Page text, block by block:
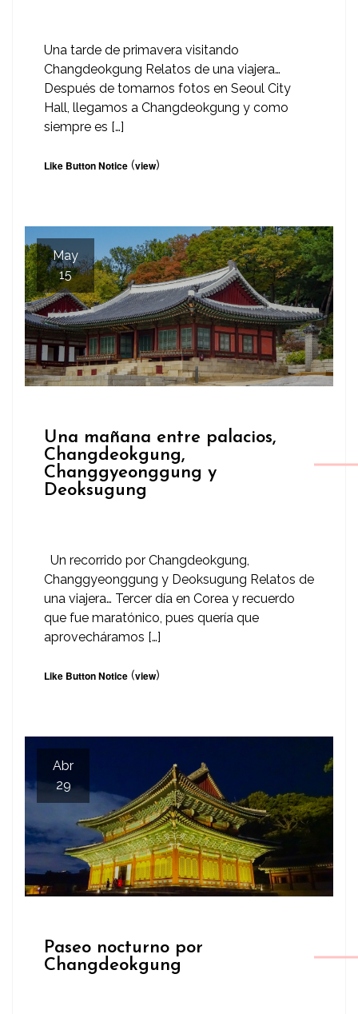
Una tarde de primavera visitando
Changdeokgung Relatos de una viajera…
Después de tomarnos fotos en Seoul City
Hall, llegamos a Changdeokgung y como
siempre es […]
Like Button Notice (view)
May
15
Una mañana entre palacios,
Changdeokgung,
Changgyeonggung y
Deoksugung
Un recorrido por Changdeokgung,
Changgyeonggung y Deoksugung Relatos de
una viajera… Tercer día en Corea y recuerdo
que fue maratónico, pues quería que
aprovecháramos […]
Like Button Notice (view)
Abr
29
Paseo nocturno por
Changdeokgung